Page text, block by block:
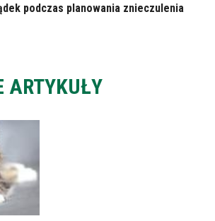
podczas planowania znieczulenia
ARTYKUŁY